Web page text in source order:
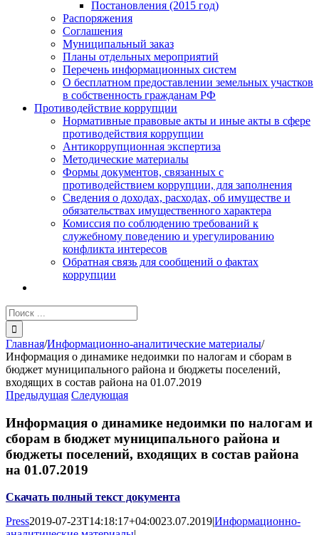
Постановления (2015 год)
Распоряжения
Соглашения
Муниципальный заказ
Планы отдельных мероприятий
Перечень информационных систем
О бесплатном предоставлении земельных участков
в собственность гражданам РФ
Противодействие коррупции
Нормативные правовые акты и иные акты в сфере
противодействия коррупции
Антикоррупционная экспертиза
Методические материалы
Формы документов, связанных с
противодействием коррупции, для заполнения
Сведения о доходах, расходах, об имуществе и
обязательствах имущественного характера
Комиссия по соблюдению требований к
служебному поведению и урегулированию
конфликта интересов
Обратная связь для сообщений о фактах
коррупции
Результат
поиска:
Главная/Информационно-аналитические материалы/
Информация о динамике недоимки по налогам и сборам в
бюджет муниципального района и бюджеты поселений,
входящих в состав района на 01.07.2019
Предыдущая Следующая
Информация о динамике недоимки по налогам и
сборам в бюджет муниципального района и
бюджеты поселений, входящих в состав района
на 01.07.2019
Скачать полный текст документа
Press2019-07-23T14:18:17+04:0023.07.2019|Информационно-